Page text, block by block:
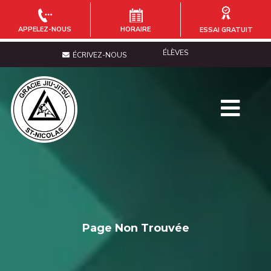
APPELEZ-NOUS HORAIRE ESSAI GRATUIT
ÉCRIVEZ-NOUS ÉLÈVES
Page Non Trouvée